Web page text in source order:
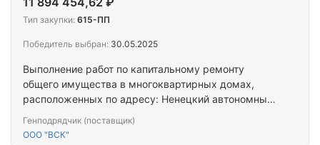
Выполнение работ по капитальному ремонту
общего имущества в многоквартирных домах,
расположенных по адресу: Ненецкий автономный
корп. А. Ненецкий автономный округ, г. Нарьян-
Генподрядчик (поставщик)
ООО "ВСК"
Тип закупки: 615-ПП
Победитель выбран: 30.05.2025